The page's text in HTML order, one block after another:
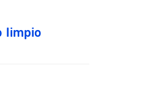
limpio